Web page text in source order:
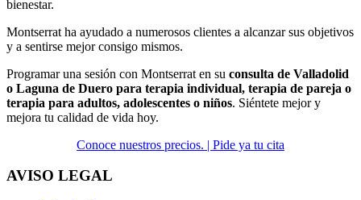
bienestar.
Montserrat ha ayudado a numerosos clientes a alcanzar sus objetivos
y a sentirse mejor consigo mismos.
Programar una sesión con Montserrat en su consulta de Valladolid
o Laguna de Duero para terapia individual, terapia de pareja o
terapia para adultos, adolescentes o niños. Siéntete mejor y
mejora tu calidad de vida hoy.
Conoce nuestros precios. | Pide ya tu cita
AVISO LEGAL